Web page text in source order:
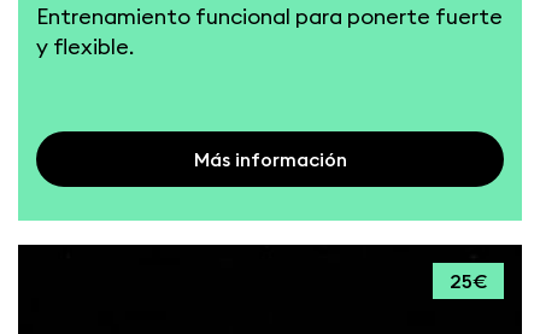
Entrenamiento funcional para ponerte fuerte
y flexible.
Más información
25€